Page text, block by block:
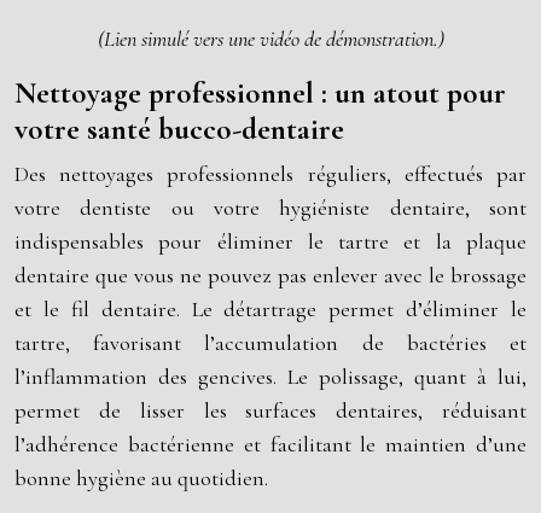
(Lien simulé vers une vidéo de démonstration.)
Nettoyage professionnel : un atout pour
votre santé bucco-dentaire
Des nettoyages professionnels réguliers, effectués par
votre dentiste ou votre hygiéniste dentaire, sont
indispensables pour éliminer le tartre et la plaque
dentaire que vous ne pouvez pas enlever avec le brossage
et le fil dentaire. Le détartrage permet d’éliminer le
tartre, favorisant l’accumulation de bactéries et
l’inflammation des gencives. Le polissage, quant à lui,
permet de lisser les surfaces dentaires, réduisant
l’adhérence bactérienne et facilitant le maintien d’une
bonne hygiène au quotidien.